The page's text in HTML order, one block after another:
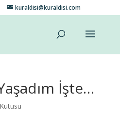
kuraldisi@kuraldisi.com
İşte…